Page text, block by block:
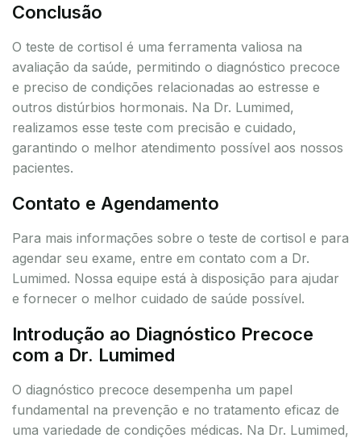
Conclusão
O teste de cortisol é uma ferramenta valiosa na
avaliação da saúde, permitindo o diagnóstico precoce
e preciso de condições relacionadas ao estresse e
outros distúrbios hormonais. Na Dr. Lumimed,
realizamos esse teste com precisão e cuidado,
garantindo o melhor atendimento possível aos nossos
pacientes.
Contato e Agendamento
Para mais informações sobre o teste de cortisol e para
agendar seu exame, entre em contato com a Dr.
Lumimed. Nossa equipe está à disposição para ajudar
e fornecer o melhor cuidado de saúde possível.
Introdução ao Diagnóstico Precoce
com a Dr. Lumimed
O diagnóstico precoce desempenha um papel
fundamental na prevenção e no tratamento eficaz de
uma variedade de condições médicas. Na Dr. Lumimed,